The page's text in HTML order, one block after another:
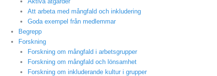
Att arbeta med mångfald och inkludering
Goda exempel från medlemmar
Begrepp
Forskning
Forskning om mångfald i arbetsgrupper
Forskning om mångfald och lönsamhet
Forskning om inkluderande kultur i grupper